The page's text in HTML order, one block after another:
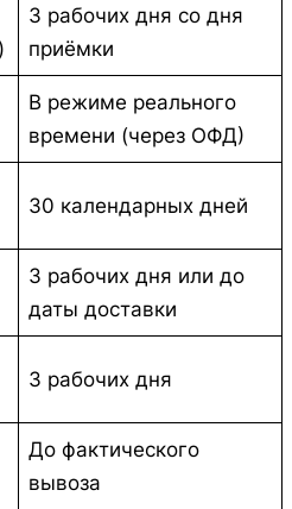
3 рабочих дня со дня
приёмки
В режиме реального
времени (через ОФД)
30 календарных дней
3 рабочих дня или до
даты доставки
3 рабочих дня
До фактического
вывоза